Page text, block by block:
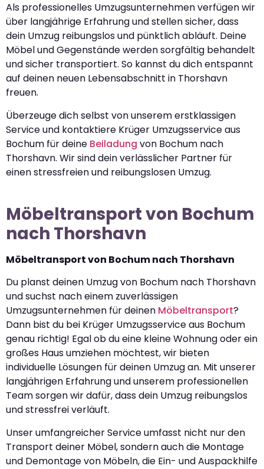
Als professionelles Umzugsunternehmen verfügen wir
über langjährige Erfahrung und stellen sicher, dass
dein Umzug reibungslos und pünktlich abläuft. Deine
Möbel und Gegenstände werden sorgfältig behandelt
und sicher transportiert. So kannst du dich entspannt
auf deinen neuen Lebensabschnitt in Thorshavn
freuen.
Überzeuge dich selbst von unserem erstklassigen
Service und kontaktiere Krüger Umzugsservice aus
Bochum für deine Beiladung von Bochum nach
Thorshavn. Wir sind dein verlässlicher Partner für
einen stressfreien und reibungslosen Umzug.
Möbeltransport von Bochum
nach Thorshavn
Möbeltransport von Bochum nach Thorshavn
Du planst deinen Umzug von Bochum nach Thorshavn
und suchst nach einem zuverlässigen
Umzugsunternehmen für deinen Möbeltransport?
Dann bist du bei Krüger Umzugsservice aus Bochum
genau richtig! Egal ob du eine kleine Wohnung oder ein
großes Haus umziehen möchtest, wir bieten
individuelle Lösungen für deinen Umzug an. Mit unserer
langjährigen Erfahrung und unserem professionellen
Team sorgen wir dafür, dass dein Umzug reibungslos
und stressfrei verläuft.
Unser umfangreicher Service umfasst nicht nur den
Transport deiner Möbel, sondern auch die Montage
und Demontage von Möbeln, die Ein- und Auspackhilfe